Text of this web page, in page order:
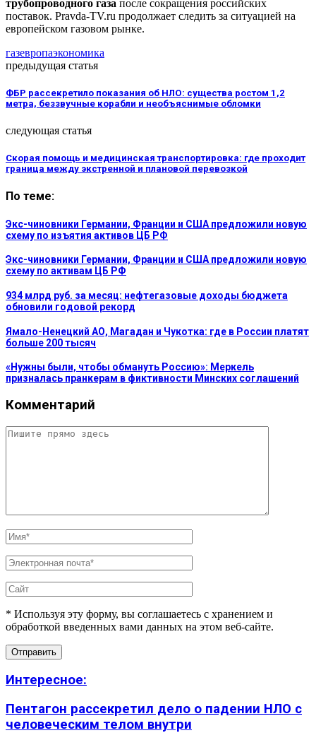
трубопроводного газа после сокращения российских
поставок. Pravda-TV.ru продолжает следить за ситуацией на
европейском газовом рынке.
газевропаэкономика
предыдущая статья
ФБР рассекретило показания об НЛО: существа ростом 1,2
метра, беззвучные корабли и необъяснимые обломки
следующая статья
Скорая помощь и медицинская транспортировка: где проходит
граница между экстренной и плановой перевозкой
По теме:
Экс-чиновники Германии, Франции и США предложили новую
схему по изъятия активов ЦБ РФ
Экс-чиновники Германии, Франции и США предложили новую
схему по активам ЦБ РФ
934 млрд руб. за месяц: нефтегазовые доходы бюджета
обновили годовой рекорд
Ямало-Ненецкий АО, Магадан и Чукотка: где в России платят
больше 200 тысяч
«Нужны были, чтобы обмануть Россию»: Меркель
призналась пранкерам в фиктивности Минских соглашений
Комментарий
* Используя эту форму, вы соглашаетесь с хранением и
обработкой введенных вами данных на этом веб-сайте.
Интересное:
Пентагон рассекретил дело о падении НЛО с
человеческим телом внутри